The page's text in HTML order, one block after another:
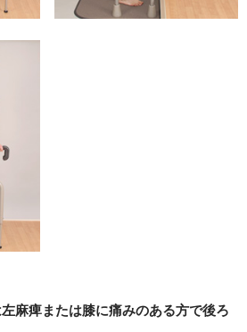
麻痺または膝に痛みのある方で後ろ